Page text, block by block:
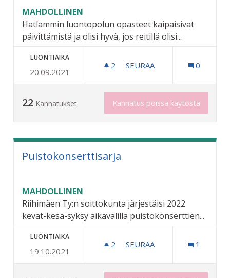
MAHDOLLINEN
Hatlammin luontopolun opasteet kaipaisivat
päivittämistä ja olisi hyvä, jos reitillä olisi...
LUONTIAIKA
20.09.2021
2 2 SEURAAJAA
SEURAA 0
22 Kannatukset Kannatus poissa käytöstä
Puistokonserttisarja
MAHDOLLINEN
Riihimäen Ty:n soittokunta järjestäisi 2022
kevät-kesä-syksy aikavälillä puistokonserttien...
LUONTIAIKA
19.10.2021
2 2 SEURAAJAA
SEURAA 1